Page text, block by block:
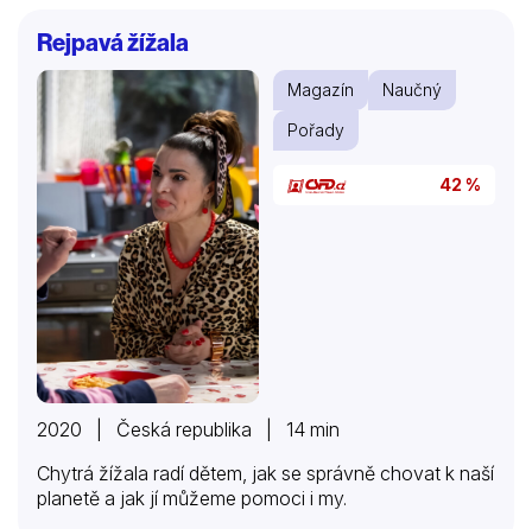
Rejpavá žížala
Magazín
Naučný
Pořady
42 %
2020 | Česká republika | 14 min
Chytrá žížala radí dětem, jak se správně chovat k naší
planetě a jak jí můžeme pomoci i my.